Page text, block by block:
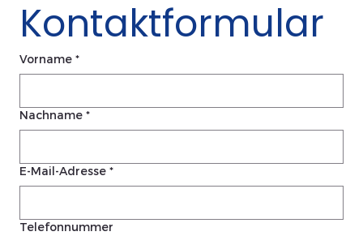
Kontaktformular
Vorname *
Nachname *
E-Mail-Adresse *
Telefonnummer